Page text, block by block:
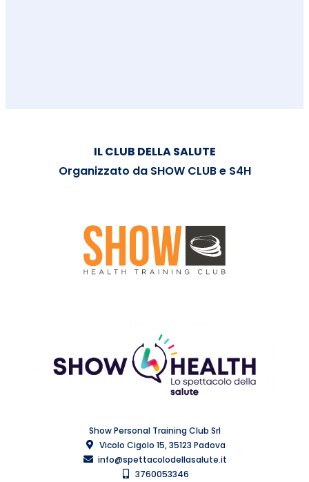
IL CLUB DELLA SALUTE
Organizzato da SHOW CLUB e S4H
Show Personal Training Club Srl
Vicolo Cigolo 15, 35123 Padova
info@spettacolodellasalute.it
3760053346